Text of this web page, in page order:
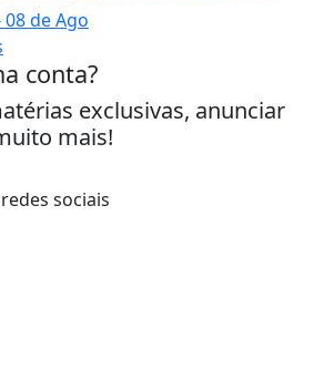
08 de Ago
conta?
exclusivas, anunciar
mais!
sociais